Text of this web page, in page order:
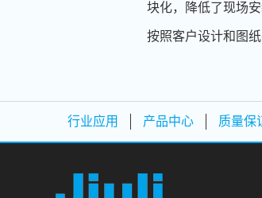
块化，降低了现场
按照客户设计和图纸
行业应用 产品中心 质量保